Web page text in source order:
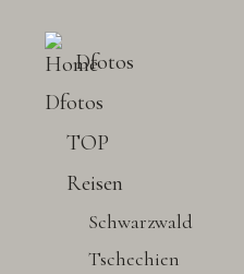
Dfotos
Dfotos
TOP
Reisen
Schwarzwald
Tschechien